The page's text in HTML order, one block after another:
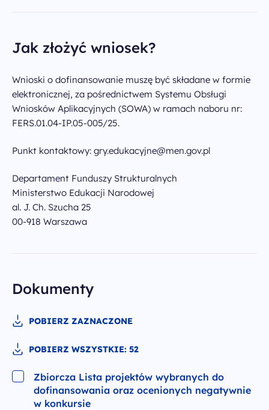
Jak złożyć wniosek?
Wnioski o dofinansowanie muszę być składane w formie
elektronicznej, za pośrednictwem Systemu Obsługi
Wniosków Aplikacyjnych (SOWA) w ramach naboru nr:
FERS.01.04-IP.05-005/25.
Punkt kontaktowy: gry.edukacyjne@men.gov.pl
Departament Funduszy Strukturalnych
Ministerstwo Edukacji Narodowej
al. J. Ch. Szucha 25
00-918 Warszawa
Dokumenty
POBIERZ ZAZNACZONE
POBIERZ WSZYSTKIE: 52
Zbiorcza Lista projektów wybranych do
dofinansowania oraz ocenionych negatywnie
w konkursie